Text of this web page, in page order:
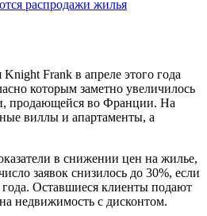
Frank в апреле этого года
которым заметно увеличилось
продающейся во Франции. На
виллы и апартаменты, а
в снижении цен на жилье,
заявок снизилось до 30%, если
года. Оставшиеся клиенты подают
недвижимость с дисконтом.